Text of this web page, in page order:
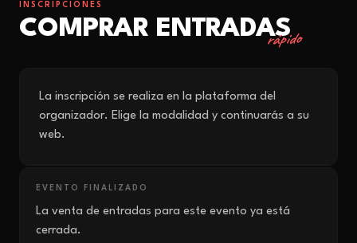
INSCRIPCIONES
COMPRAR ENTRADAS
rápido
La inscripción se realiza en la plataforma del
organizador. Elige la modalidad y continuarás a su
web.
EVENTO FINALIZADO
La venta de entradas para este evento ya está
cerrada.